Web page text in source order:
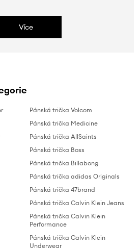
Více
Pánská trička Volcom
Pánská trička Medicine
Pánská trička AllSaints
Pánská trička Boss
Pánská trička Billabong
Pánská trička adidas Originals
Pánská trička 47brand
Pánská trička Calvin Klein Jeans
Pánská trička Calvin Klein
Performance
Pánská trička Calvin Klein
Underwear